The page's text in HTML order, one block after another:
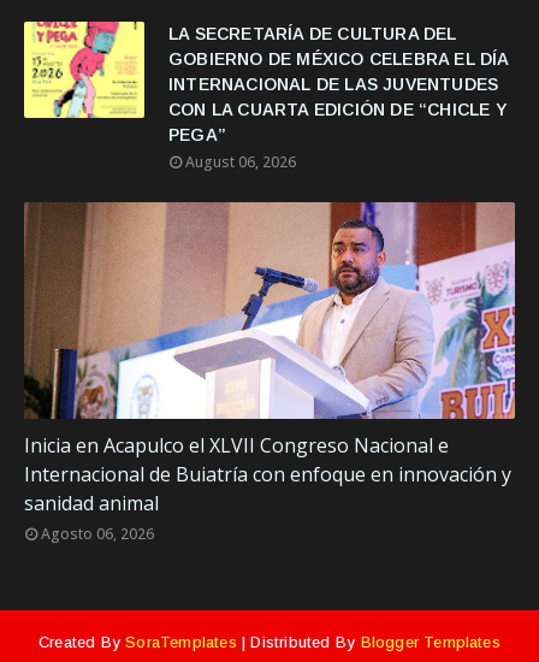
LA SECRETARÍA DE CULTURA DEL
GOBIERNO DE MÉXICO CELEBRA EL DÍA
INTERNACIONAL DE LAS JUVENTUDES
CON LA CUARTA EDICIÓN DE “CHICLE Y
PEGA”
August 06, 2026
Inicia en Acapulco el XLVII Congreso Nacional e
Internacional de Buiatría con enfoque en innovación y
sanidad animal
Agosto 06, 2026
Created BySoraTemplates | Distributed By Blogger Templates